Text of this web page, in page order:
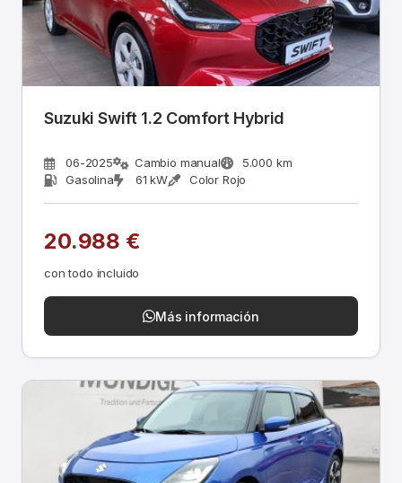
Suzuki Swift 1.2 Comfort Hybrid
06-2025 Cambio manual
5.000 km
Gasolina
61 kW Color Rojo
20.988 €
con todo incluido
Más información